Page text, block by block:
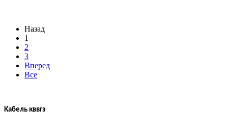
Назад
1
2
3
Вперед
Все
Кабель кввгз